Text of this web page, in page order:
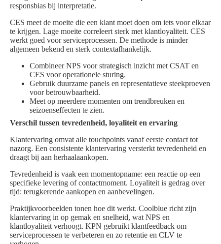
responsbias bij interpretatie.
CES meet de moeite die een klant moet doen om iets voor elkaar
te krijgen. Lage moeite correleert sterk met klantloyaliteit. CES
werkt goed voor serviceprocessen. De methode is minder
algemeen bekend en sterk contextafhankelijk.
Combineer NPS voor strategisch inzicht met CSAT en
CES voor operationele sturing.
Gebruik duurzame panels en representatieve steekproeven
voor betrouwbaarheid.
Meet op meerdere momenten om trendbreuken en
seizoenseffecten te zien.
Verschil tussen tevredenheid, loyaliteit en ervaring
Klantervaring omvat alle touchpoints vanaf eerste contact tot
nazorg. Een consistente klantervaring versterkt tevredenheid en
draagt bij aan herhaalaankopen.
Tevredenheid is vaak een momentopname: een reactie op een
specifieke levering of contactmoment. Loyaliteit is gedrag over
tijd: terugkerende aankopen en aanbevelingen.
Praktijkvoorbeelden tonen hoe dit werkt. Coolblue richt zijn
klantervaring in op gemak en snelheid, wat NPS en
klantloyaliteit verhoogt. KPN gebruikt klantfeedback om
serviceprocessen te verbeteren en zo retentie en CLV te